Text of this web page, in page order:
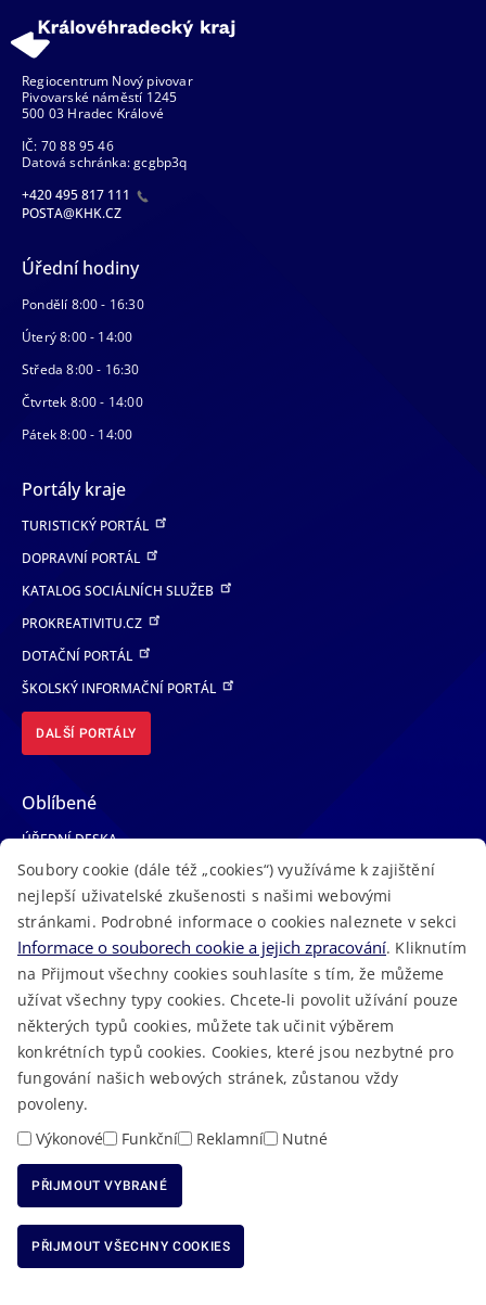
Regiocentrum Nový pivovar
Pivovarské náměstí 1245
500 03 Hradec Králové
IČ: 70 88 95 46
Datová schránka: gcgbp3q
+420 495 817 111
POSTA@KHK.CZ
Úřední hodiny
Pondělí 8:00 - 16:30
Úterý 8:00 - 14:00
Středa 8:00 - 16:30
Čtvrtek 8:00 - 14:00
Pátek 8:00 - 14:00
Portály kraje
TURISTICKÝ PORTÁL
DOPRAVNÍ PORTÁL
KATALOG SOCIÁLNÍCH SLUŽEB
PROKREATIVITU.CZ
DOTAČNÍ PORTÁL
ŠKOLSKÝ INFORMAČNÍ PORTÁL
DALŠÍ PORTÁLY
Oblíbené
ÚŘEDNÍ DESKA
TELEFONNÍ SEZNAM
LÉKAŘSKÁ POHOTOVOST
VOLNÁ MÍSTA
AKTUALITY
2023 © Královéhradecký kraj • Vytvořeno vMacron Software
RSS Mapa stránek Cookies Prohlášení o přístupnosti
Soubory cookie (dále též „cookies“) využíváme k zajištění
nejlepší uživatelské zkušenosti s našimi webovými
stránkami. Podrobné informace o cookies naleznete v sekci
Informace o souborech cookie a jejich zpracování. Kliknutím
na Přijmout všechny cookies souhlasíte s tím, že můžeme
užívat všechny typy cookies. Chcete-li povolit užívání pouze
některých typů cookies, můžete tak učinit výběrem
konkrétních typů cookies. Cookies, které jsou nezbytné pro
fungování našich webových stránek, zůstanou vždy
povoleny.
Výkonové
Funkční Reklamní Nutné
PŘIJMOUT VYBRANÉ
PŘIJMOUT VŠECHNY COOKIES
ODMÍTNOUT VŠECHNY COOKIES